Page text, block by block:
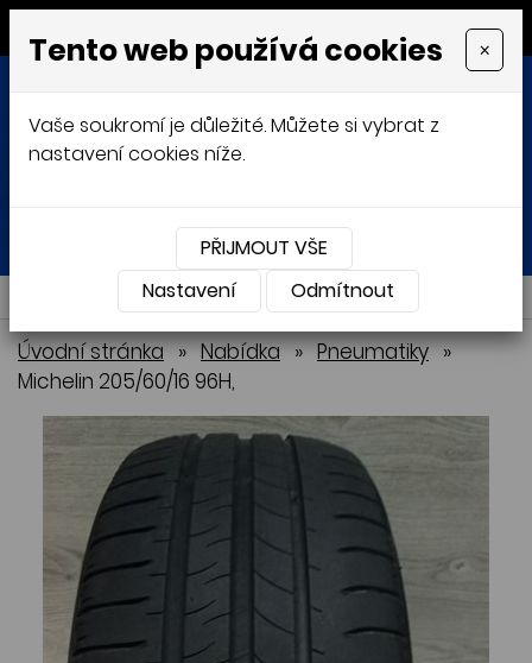
MENU
Přihlásit Košík
NABÍDKA
Úvodní stránka » Nabídka » Pneumatiky »
Michelin 205/60/16 96H,
Tento web používá cookies ×
Vaše soukromí je důležité. Můžete si vybrat z
nastavení cookies níže.
PŘIJMOUT VŠE
Nastavení
Odmítnout